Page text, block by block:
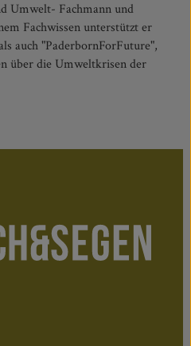
Umwelt- Fachmann und
Fachwissen unterstützt er
auch "PaderbornForFuture",
über die Umweltkrisen der